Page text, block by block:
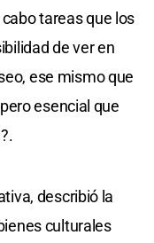
tareas que los
de ver en
ese mismo que
esencial que
describió la
culturales